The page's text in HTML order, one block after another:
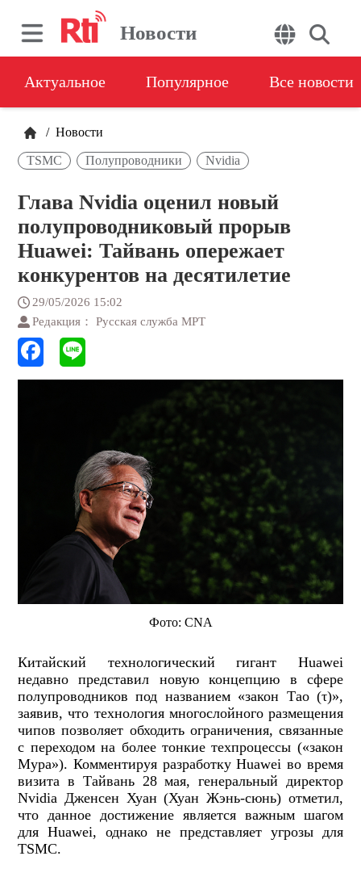
Новости
Актуальное Популярное Все новости
/ Новости
TSMC Полупроводники Nvidia
Глава Nvidia оценил новый
полупроводниковый прорыв
Huawei: Тайвань опережает
конкурентов на десятилетие
29/05/2026 15:02
Редакция： Русская служба МРТ
Фото: CNA
Китайский технологический гигант Huawei
недавно представил новую концепцию в сфере
полупроводников под названием «закон Тао (τ)»,
заявив, что технология многослойного размещения
чипов позволяет обходить ограничения, связанные
с переходом на более тонкие техпроцессы («закон
Мура»). Комментируя разработку Huawei во время
визита в Тайвань 28 мая, генеральный директор
Nvidia Дженсен Хуан (Хуан Жэнь-сюнь) отметил,
что данное достижение является важным шагом
для Huawei, однако не представляет угрозы для
TSMC.